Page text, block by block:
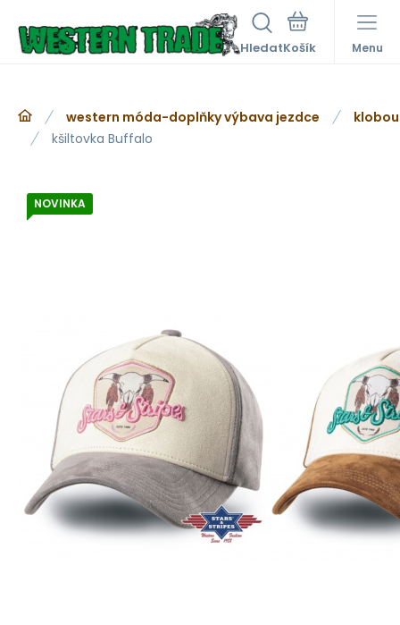
Hledat Menu
western móda-doplňky výbava jezdce
kšiltovka Buffalo
NOVINKA